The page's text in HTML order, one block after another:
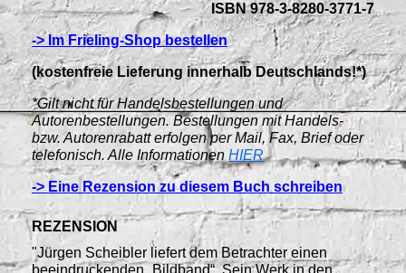
ISBN 978-3-8280-3771-7
-> Im Frieling-Shop bestellen
(kostenfreie Lieferung innerhalb Deutschlands!*)
*Gilt nicht für Handelsbestellungen und
Autorenbestellungen. Bestellungen mit Handels-
bzw. Autorenrabatt erfolgen per Mail, Fax, Brief oder
telefonisch. Alle Informationen HIER
-> Eine Rezension zu diesem Buch schreiben
REZENSION
"Jürgen Scheibler liefert dem Betrachter einen